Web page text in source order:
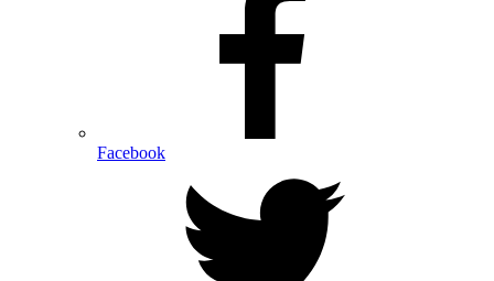
Facebook